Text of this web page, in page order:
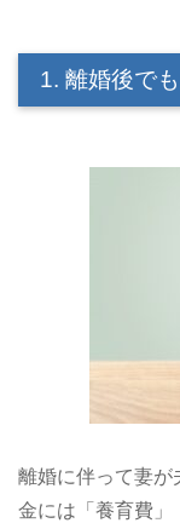
1. 離婚後で
離婚に伴って妻が
金には「養育費」